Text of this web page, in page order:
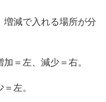
増減で入れる場所が分
＝左、減少＝右。
左。